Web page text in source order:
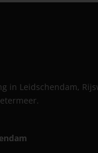
in Leidschendam,